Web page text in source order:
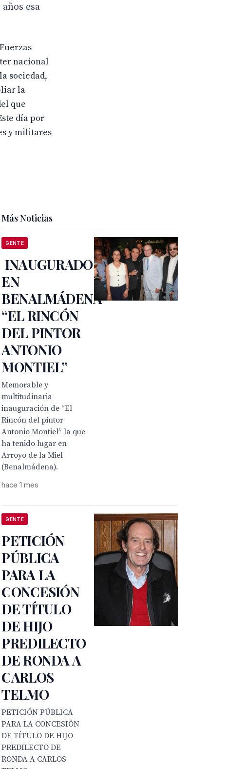
esa
nacional
sociedad,
la
que
día por
y militares
Más Noticias
GENTE
INAUGURADO
EN
BENALMÁDENA
“EL RINCÓN
DEL PINTOR
ANTONIO
MONTIEL”
Memorable y
multitudinaria
inauguración de “El
Rincón del pintor
Antonio Montiel” la que
ha tenido lugar en
Arroyo de la Miel
(Benalmádena).
hace 1 mes
GENTE
PETICIÓN
PÚBLICA
PARA LA
CONCESIÓN
DE TÍTULO
DE HIJO
PREDILECTO
DE RONDA A
CARLOS
TELMO
PETICIÓN PÚBLICA
PARA LA CONCESIÓN
DE TÍTULO DE HIJO
PREDILECTO DE
RONDA A CARLOS